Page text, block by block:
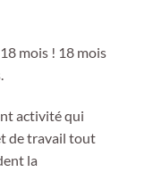
mois ! 18 mois
activité qui
de travail tout
la